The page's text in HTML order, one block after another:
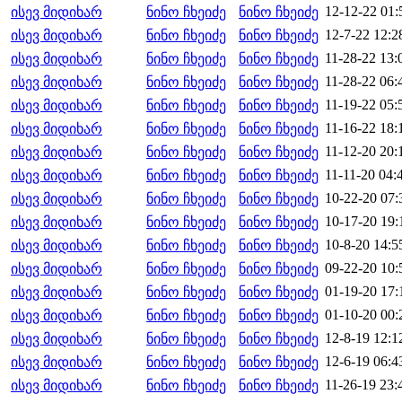
ისევ მიდიხარ
ნინო ჩხეიძე ნინო ჩხეიძე 12-12-22
ისევ მიდიხარ
ნინო ჩხეიძე ნინო ჩხეიძე 12-7-22
ისევ მიდიხარ
ნინო ჩხეიძე ნინო ჩხეიძე 11-28-22
ისევ მიდიხარ
ნინო ჩხეიძე ნინო ჩხეიძე 11-28-22
ისევ მიდიხარ
ნინო ჩხეიძე ნინო ჩხეიძე 11-19-22
ისევ მიდიხარ
ნინო ჩხეიძე ნინო ჩხეიძე 11-16-22
ისევ მიდიხარ
ნინო ჩხეიძე ნინო ჩხეიძე 11-12-20
ისევ მიდიხარ
ნინო ჩხეიძე ნინო ჩხეიძე 11-11-20
ისევ მიდიხარ
ნინო ჩხეიძე ნინო ჩხეიძე 10-22-20
ისევ მიდიხარ
ნინო ჩხეიძე ნინო ჩხეიძე 10-17-20
ისევ მიდიხარ
ნინო ჩხეიძე ნინო ჩხეიძე 10-8-20
ისევ მიდიხარ
ნინო ჩხეიძე ნინო ჩხეიძე 09-22-20
ისევ მიდიხარ
ნინო ჩხეიძე ნინო ჩხეიძე 01-19-20
ისევ მიდიხარ
ნინო ჩხეიძე ნინო ჩხეიძე 01-10-20
ისევ მიდიხარ
ნინო ჩხეიძე ნინო ჩხეიძე 12-8-19
ისევ მიდიხარ
ნინო ჩხეიძე ნინო ჩხეიძე 12-6-19
ისევ მიდიხარ
ნინო ჩხეიძე ნინო ჩხეიძე 11-26-19